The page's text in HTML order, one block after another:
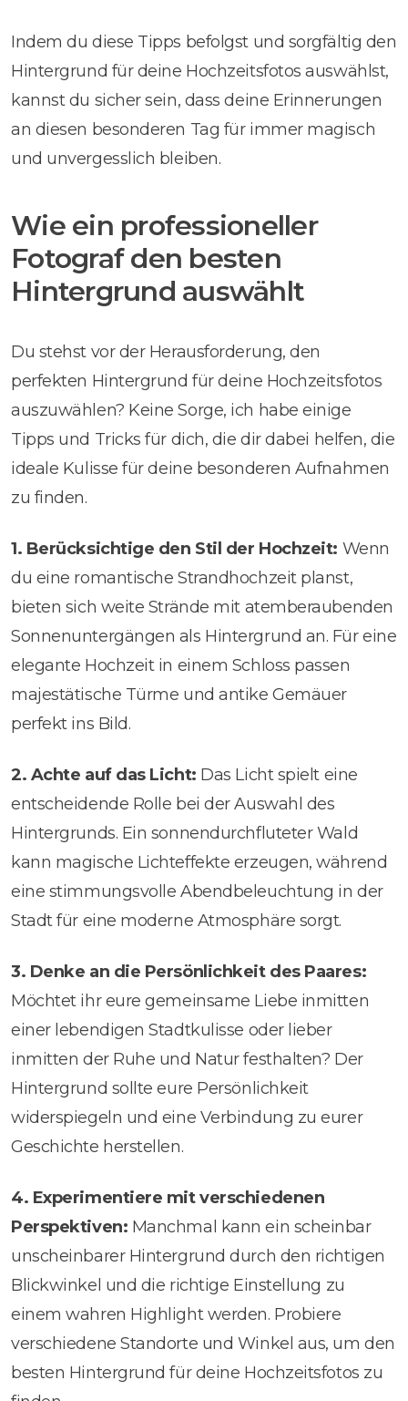
Indem du diese Tipps befolgst und sorgfältig den
Hintergrund für deine Hochzeitsfotos auswählst,
kannst du sicher sein, dass deine Erinnerungen
an diesen besonderen Tag für immer magisch
und unvergesslich bleiben.
Wie ein professioneller
Fotograf den besten
Hintergrund auswählt
Du stehst vor der Herausforderung, den
perfekten Hintergrund für deine Hochzeitsfotos
auszuwählen? Keine Sorge, ich habe einige
Tipps und Tricks für dich, die dir dabei helfen, die
ideale Kulisse für deine besonderen Aufnahmen
zu finden.
1. Berücksichtige den Stil der Hochzeit: Wenn
du eine romantische Strandhochzeit planst,
bieten sich weite Strände mit atemberaubenden
Sonnenuntergängen als Hintergrund an. Für eine
elegante Hochzeit in einem Schloss passen
majestätische Türme und antike Gemäuer
perfekt ins Bild.
2. Achte auf das Licht: Das Licht spielt eine
entscheidende Rolle bei der Auswahl des
Hintergrunds. Ein sonnendurchfluteter Wald
kann magische Lichteffekte erzeugen, während
eine stimmungsvolle Abendbeleuchtung in der
Stadt für eine moderne Atmosphäre sorgt.
3. Denke an die Persönlichkeit des Paares:
Möchtet ihr eure gemeinsame Liebe inmitten
einer lebendigen Stadtkulisse oder lieber
inmitten der Ruhe und Natur festhalten? Der
Hintergrund sollte eure Persönlichkeit
widerspiegeln und eine Verbindung zu eurer
Geschichte herstellen.
4. Experimentiere mit verschiedenen
Perspektiven: Manchmal kann ein scheinbar
unscheinbarer Hintergrund durch den richtigen
Blickwinkel und die richtige Einstellung zu
einem wahren Highlight werden. Probiere
verschiedene Standorte und Winkel aus, um den
besten Hintergrund für deine Hochzeitsfotos zu